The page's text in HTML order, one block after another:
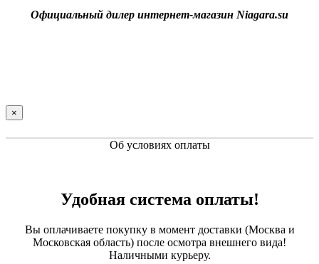
Официальный дилер интернет-магазин Niagara.su
×
Об условиях оплаты
Удобная система оплаты!
Вы оплачиваете покупку в момент доставки (Москва и
Московская область) после осмотра внешнего вида!
Наличными курьеру.